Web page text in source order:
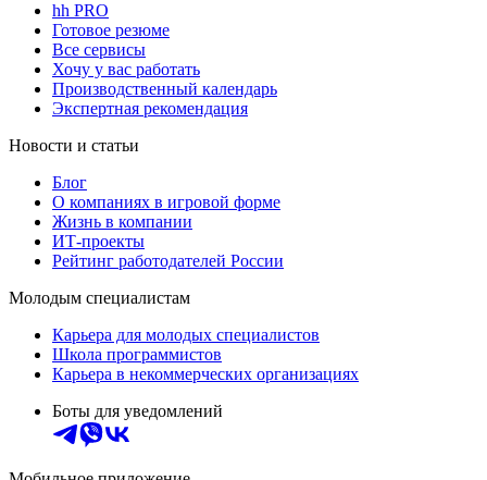
hh PRO
Готовое резюме
Все сервисы
Хочу у вас работать
Производственный календарь
Экспертная рекомендация
Новости и статьи
Блог
О компаниях в игровой форме
Жизнь в компании
ИТ-проекты
Рейтинг работодателей России
Молодым специалистам
Карьера для молодых специалистов
Школа программистов
Карьера в некоммерческих организациях
Боты для уведомлений